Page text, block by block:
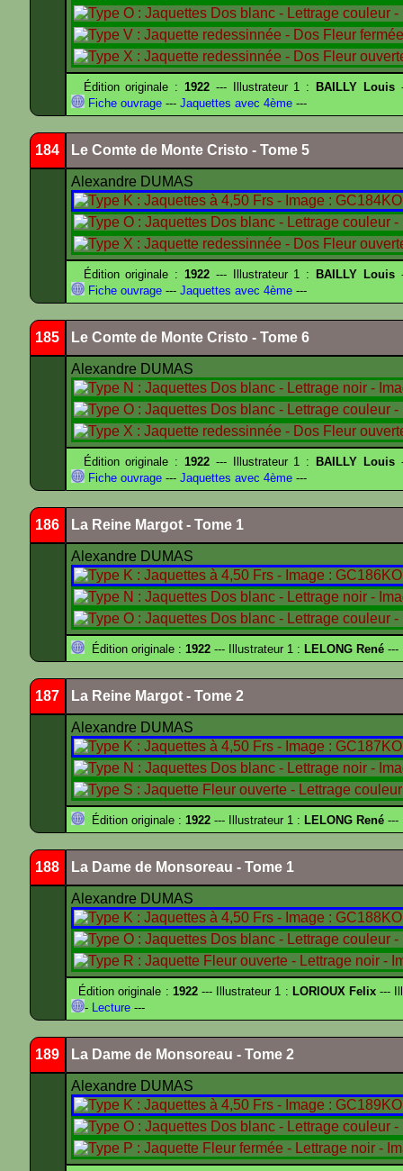
Édition originale : 1922 --- Illustrateur 1 : BAILLY Louis
Fiche ouvrage --- Jaquettes avec 4ème ---
184 Le Comte de Monte Cristo - Tome 5
Alexandre DUMAS
Édition originale : 1922 --- Illustrateur 1 : BAILLY Louis
Fiche ouvrage --- Jaquettes avec 4ème ---
185 Le Comte de Monte Cristo - Tome 6
Alexandre DUMAS
Édition originale : 1922 --- Illustrateur 1 : BAILLY Louis
Fiche ouvrage --- Jaquettes avec 4ème ---
186 La Reine Margot - Tome 1
Alexandre DUMAS
Édition originale : 1922 --- Illustrateur 1 : LELONG René ---
187 La Reine Margot - Tome 2
Alexandre DUMAS
Édition originale : 1922 --- Illustrateur 1 : LELONG René ---
188 La Dame de Monsoreau - Tome 1
Alexandre DUMAS
Édition originale : 1922--- Illustrateur 1 : LORIOUX Felix---
- Lecture ---
189 La Dame de Monsoreau - Tome 2
Alexandre DUMAS